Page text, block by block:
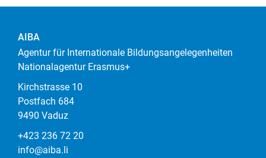
AIBA
Agentur für Internationale Bildungsangelegenheiten
Nationalagentur Erasmus+
Kirchstrasse 10
Postfach 684
9490 Vaduz
+423 236 72 20
info@aiba.li